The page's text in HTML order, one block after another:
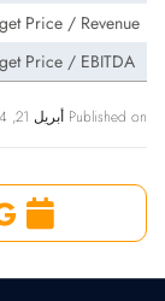
Price / Revenue:
Price / EBITDA:
Published on أبريل 21, 2024 في 6:21 م. تحديث في مايو 31, 2026 في 2:53 م
BOOK A MEETING